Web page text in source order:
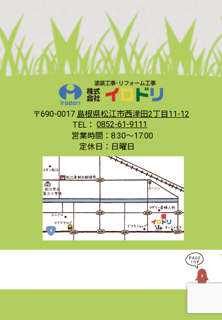
〒690-0017 島根県松江市西津田2丁目11-12
TEL： 0852-61-9111
営業時間： 8:30〜17:00
定休日： 日曜日